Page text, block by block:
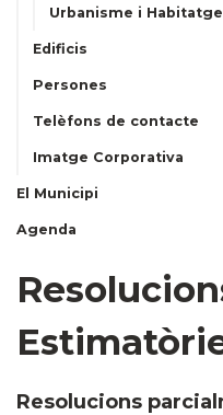
Urbanisme i Habitatge
Edificis
Persones
Telèfons de contacte
Imatge Corporativa
El Municipi
Agenda
Resolucions